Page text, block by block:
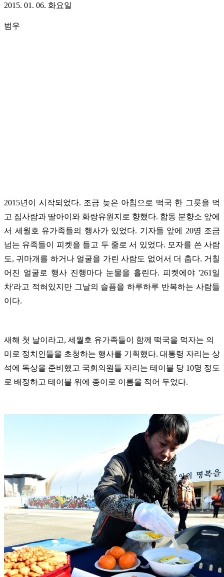
2015. 01. 06. 화요일
범우
2015년이 시작되었다. 조금 늦은 아침으로 떡국 한 그릇을 먹
고 집사람과 딸아이와 화랑유원지로 향했다. 합동 분향소 앞에
서 세월호 유가족들의 행사가 있었다. 기자들 앞에 20명 조금
넘는 유족들이 피켓을 들고 두 줄로 서 있었다. 모자를 쓴 사람
도, 귀마개를 하거나 얼굴을 가린 사람도 없어서 더 춥다. 거칠
어진 얼굴로 행사 진행마다 눈물을 흘린다. 피켓에야 '261일
차'라고 적혀있지만 그날의 슬픔을 하루하루 반복하는 사람들
이다.
새해 첫 날이라고, 세월호 유가족들이 함께 떡국을 먹자는 의
미로 정치인들을 초청하는 행사를 기획했다. 대통령 자리는 상
석에 독상을 준비했고 국회의원들 자리는 테이블 당 10명 정도
로 배정하고 테이블 위에 종이로 이름을 적어 두었다.